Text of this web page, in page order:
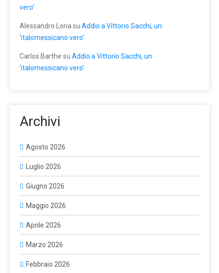
vero’
Alessandro Loria su Addio a Vittorio Sacchi, un
‘italomessicano vero’
Carlos Barthe su Addio a Vittorio Sacchi, un
‘italomessicano vero’
Archivi
Agosto 2026
Luglio 2026
Giugno 2026
Maggio 2026
Aprile 2026
Marzo 2026
Febbraio 2026